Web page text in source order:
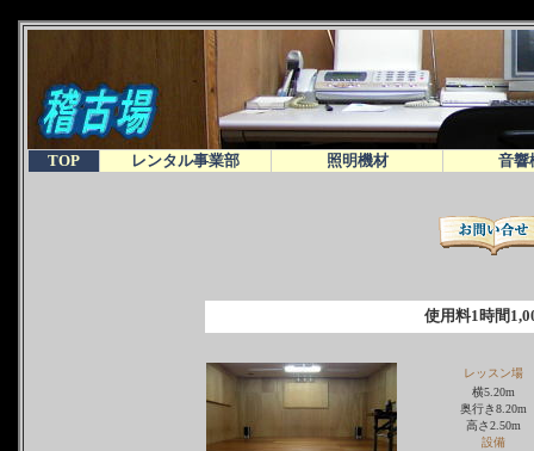
TOP レンタル事業部 照明機材 音響
使用料1時間
レッスン場
横5.20m
奥行き8.20m
高さ2.50m
設備